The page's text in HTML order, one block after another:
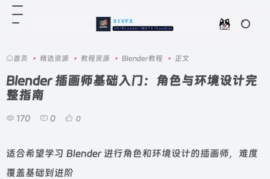
首页 • 精选资源 • 教程资源 • Blender教程 • 正文
Blender 插画师基础入门：角色与环境设计完
整指南
170 0 0
适合希望学习 Blender 进行角色和环境设计的插画师，难度
覆盖基础到进阶